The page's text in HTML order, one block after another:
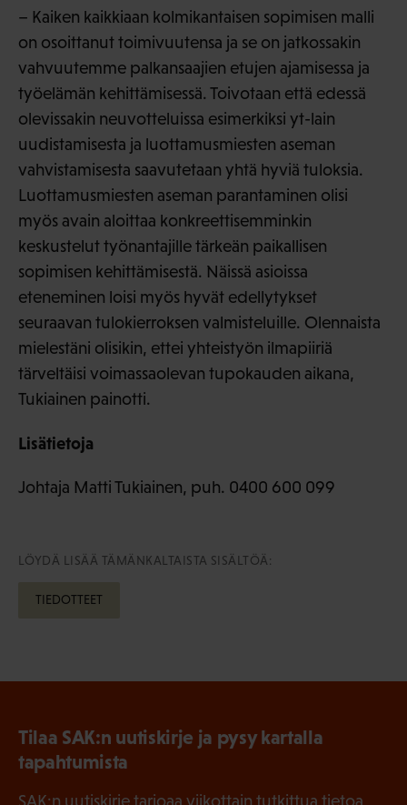
– Kaiken kaikkiaan kolmikantaisen sopimisen malli
on osoittanut toimivuutensa ja se on jatkossakin
vahvuutemme palkansaajien etujen ajamisessa ja
työelämän kehittämisessä. Toivotaan että edessä
olevissakin neuvotteluissa esimerkiksi yt-lain
uudistamisesta ja luottamusmiesten aseman
vahvistamisesta saavutetaan yhtä hyviä tuloksia.
Luottamusmiesten aseman parantaminen olisi
myös avain aloittaa konkreettisemminkin
keskustelut työnantajille tärkeän paikallisen
sopimisen kehittämisestä. Näissä asioissa
eteneminen loisi myös hyvät edellytykset
seuraavan tulokierroksen valmisteluille. Olennaista
mielestäni olisikin, ettei yhteistyön ilmapiiriä
tärveltäisi voimassaolevan tupokauden aikana,
Tukiainen painotti.
Lisätietoja
Johtaja Matti Tukiainen, puh. 0400 600 099
LÖYDÄ LISÄÄ TÄMÄNKALTAISTA SISÄLTÖÄ:
TIEDOTTEET
Tilaa SAK:n uutiskirje ja pysy kartalla
tapahtumista
SAK:n uutiskirje tarjoaa viikottain tutkittua tietoa,